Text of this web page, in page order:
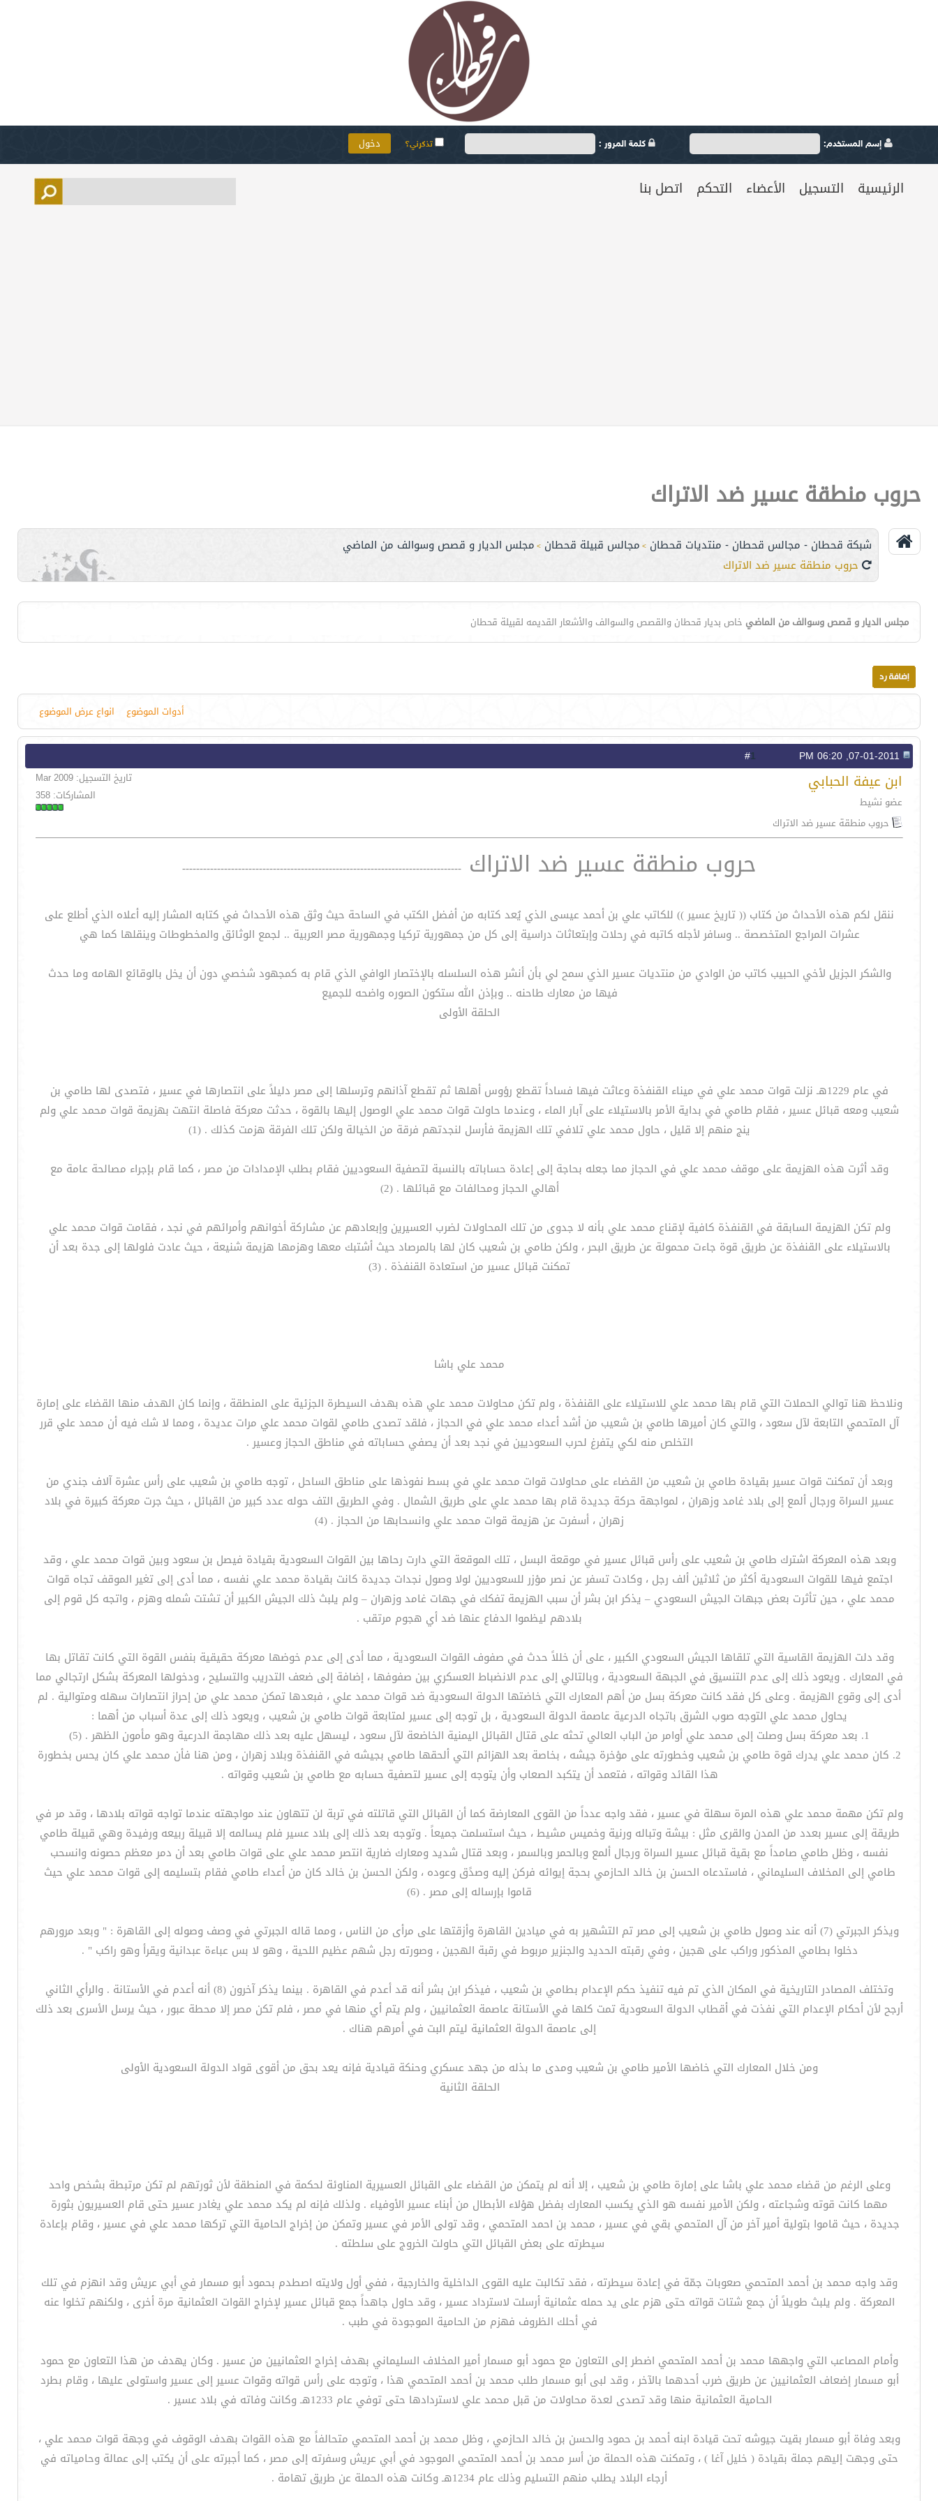
إسم المستخدم: كلمة المرور : تذكرني؟
الرئيسية التسجيل الأعضاء التحكم اتصل بنا
حروب منطقة عسير ضد الاتراك
شبكة قحطان - مجالس قحطان - منتديات قحطان > مجالس قبيلة قحطان > مجلس الديار و قصص وسوالف من الماضي
حروب منطقة عسير ضد الاتراك
مجلس الديار و قصص وسوالف من الماضي خاص بديار قحطان والقصص والسوالف والأشعار القديمه لقبيلة قحطان
أدوات الموضوع انواع عرض الموضوع
1
ابن عيفة الحبابي
عضو نشيط
تاريخ التسجيل: Mar 2009
المشاركات: 358
حروب منطقة عسير ضد الاتراك
حروب منطقة عسير ضد الاتراك --------------------------------------------------------------------------------
ننقل لكم هذه الأحداث من كتاب (( تاريخ عسير )) للكاتب علي بن أحمد عيسى الذي يُعد كتابه من أفضل الكتب في الساحة حيث وثق هذه الأحداث في كتابه المشار إليه أعلاه الذي أطلع على
عشرات المراجع المتخصصة .. وسافر لأجله كاتبه في رحلات وإبتعاثات دراسية إلى كل من جمهورية تركيا وجمهورية مصر العربية .. لجمع الوثائق والمخطوطات وينقلها كما هي
والشكر الجزيل لأخي الحبيب كاتب من الوادي من منتديات عسير الذي سمح لي بأن أنشر هذه السلسله بالإختصار الوافي الذي قام به كمجهود شخصي دون أن يخل بالوقائع الهامه وما حدث
فيها من معارك طاحنه .. وبإذن الله ستكون الصوره واضحه للجميع
الحلقة الأولى
في عام 1229هـ نزلت قوات محمد علي في ميناء القنفذة وعاثت فيها فساداً تقطع رؤوس أهلها ثم تقطع آذانهم وترسلها إلى مصر دليلاً على انتصارها في عسير ، فتصدى لها طامي بن
شعيب ومعه قبائل عسير ، فقام طامي في بداية الأمر بالاستيلاء على آبار الماء ، وعندما حاولت قوات محمد علي الوصول إليها بالقوة ، حدثت معركة فاصلة انتهت بهزيمة قوات محمد علي ولم
ينج منهم إلا قليل ، حاول محمد علي تلافي تلك الهزيمة فأرسل لنجدتهم فرقة من الخيالة ولكن تلك الفرقة هزمت كذلك . (1)
وقد أثرت هذه الهزيمة على موقف محمد علي في الحجاز مما جعله بحاجة إلى إعادة حساباته بالنسبة لتصفية السعوديين فقام بطلب الإمدادات من مصر ، كما قام بإجراء مصالحة عامة مع
أهالي الحجاز ومحالفات مع قبائلها . (2)
ولم تكن الهزيمة السابقة في القنفذة كافية لإقناع محمد علي بأنه لا جدوى من تلك المحاولات لضرب العسيرين وإبعادهم عن مشاركة أخوانهم وأمرائهم في نجد ، فقامت قوات محمد علي
بالاستيلاء على القنفذة عن طريق قوة جاءت محمولة عن طريق البحر ، ولكن طامي بن شعيب كان لها بالمرصاد حيث أشتبك معها وهزمها هزيمة شنيعة ، حيث عادت فلولها إلى جدة بعد أن
تمكنت قبائل عسير من استعادة القنفذة . (3)
محمد علي باشا
ونلاحظ هنا توالي الحملات التي قام بها محمد علي للاستيلاء على القنفذة ، ولم تكن محاولات محمد علي هذه بهدف السيطرة الجزئية على المنطقة ، وإنما كان الهدف منها القضاء على إمارة
آل المتحمي التابعة لآل سعود ، والتي كان أميرها طامي بن شعيب من أشد أعداء محمد علي في الحجاز ، فلقد تصدى طامي لقوات محمد علي مرات عديدة ، ومما لا شك فيه أن محمد علي قرر
التخلص منه لكي يتفرغ لحرب السعوديين في نجد بعد أن يصفي حساباته في مناطق الحجاز وعسير .
وبعد أن تمكنت قوات عسير بقيادة طامي بن شعيب من القضاء على محاولات قوات محمد علي في بسط نفوذها على مناطق الساحل ، توجه طامي بن شعيب على رأس عشرة آلاف جندي من
عسير السراة ورجال ألمع إلى بلاد غامد وزهران ، لمواجهة حركة جديدة قام بها محمد علي على طريق الشمال . وفي الطريق التف حوله عدد كبير من القبائل ، حيث جرت معركة كبيرة في بلاد
زهران ، أسفرت عن هزيمة قوات محمد علي وانسحابها من الحجاز . (4)
وبعد هذه المعركة اشترك طامي بن شعيب على رأس قبائل عسير في موقعة البسل ، تلك الموقعة التي دارت رحاها بين القوات السعودية بقيادة فيصل بن سعود وبين قوات محمد علي ، وقد
اجتمع فيها للقوات السعودية أكثر من ثلاثين ألف رجل ، وكادت تسفر عن نصر مؤزر للسعوديين لولا وصول نجدات جديدة كانت بقيادة محمد علي نفسه ، مما أدى إلى تغير الموقف تجاه قوات
محمد علي ، حين تأثرت بعض جبهات الجيش السعودي – يذكر ابن بشر أن سبب الهزيمة تفكك في جهات غامد وزهران – ولم يلبث ذلك الجيش الكبير أن تشتت شمله وهزم ، واتجه كل قوم إلى
بلادهم ليظموا الدفاع عنها ضد أي هجوم مرتقب .
وقد دلت الهزيمة القاسية التي تلقاها الجيش السعودي الكبير ، على أن خللاً حدث في صفوف القوات السعودية ، مما أدى إلى عدم خوضها معركة حقيقية بنفس القوة التي كانت تقاتل بها
في المعارك . ويعود ذلك إلى عدم التنسيق في الجبهة السعودية ، وبالتالي إلى عدم الانضباط العسكري بين صفوفها ، إضافة إلى ضعف التدريب والتسليح ، ودخولها المعركة بشكل ارتجالي مما
أدى إلى وقوع الهزيمة . وعلى كل فقد كانت معركة بسل من أهم المعارك التي خاضتها الدولة السعودية ضد قوات محمد علي ، فبعدها تمكن محمد علي من إحراز انتصارات سهله ومتوالية . لم
يحاول محمد علي التوجه صوب الشرق باتجاه الدرعية عاصمة الدولة السعودية ، بل توجه إلى عسير لمتابعة قوات طامي بن شعيب ، ويعود ذلك إلى عدة أسباب من أهما :
1. بعد معركة بسل وصلت إلى محمد علي أوامر من الباب العالي تحثه على قتال القبائل اليمنية الخاضعة لآل سعود ، ليسهل عليه بعد ذلك مهاجمة الدرعية وهو مأمون الظهر . (5)
2. كان محمد علي يدرك قوة طامي بن شعيب وخطورته على مؤخرة جيشه ، بخاصة بعد الهزائم التي ألحقها طامي بجيشه في القنفذة وبلاد زهران ، ومن هنا فأن محمد علي كان يحس بخطورة
هذا القائد وقواته ، فتعمد أن يتكبد الصعاب وأن يتوجه إلى عسير لتصفية حسابه مع طامي بن شعيب وقواته .
ولم تكن مهمة محمد علي هذه المرة سهلة في عسير ، فقد واجه عدداً من القوى المعارضة كما أن القبائل التي قاتلته في تربة لن تتهاون عند مواجهته عندما تواجه قواته بلادها ، وقد مر في
طريقة إلى عسير بعدد من المدن والقرى مثل : بيشة وتباله ورنية وخميس مشيط ، حيث استسلمت جميعاً . وتوجه بعد ذلك إلى بلاد عسير فلم يسالمه إلا قبيلة ربيعه ورفيدة وهي قبيلة طامي
نفسه ، وظل طامي صامداً مع بقية قبائل عسير السراة ورجال ألمع وبالحمر وبالسمر ، وبعد قتال شديد ومعارك ضارية انتصر محمد علي على قوات طامي بعد أن دمر معظم حصونه وانسحب
طامي إلى المخلاف السليماني ، فاستدعاه الحسن بن خالد الحازمي بحجة إيوائه فركن إليه وصدًق وعوده ، ولكن الحسن بن خالد كان من أعداء طامي فقام بتسليمه إلى قوات محمد علي حيث
قاموا بإرساله إلى مصر . (6)
ويذكر الجبرتي (7) أنه عند وصول طامي بن شعيب إلى مصر تم التشهير به في ميادين القاهرة وأزقتها على مرأى من الناس ، ومما قاله الجبرتي في وصف وصوله إلى القاهرة : " وبعد مرورهم
دخلوا بطامي المذكور وراكب على هجين ، وفي رقبته الحديد والجنزير مربوط في رقبة الهجين ، وصورته رجل شهم عظيم اللحية ، وهو لا بس عباءة عبدانية ويقرأ وهو راكب " .
وتختلف المصادر التاريخية في المكان الذي تم فيه تنفيذ حكم الإعدام بطامي بن شعيب ، فيذكر ابن بشر أنه قد أعدم في القاهرة . بينما يذكر آخرون (8) أنه أعدم في الأستانة . والرأي الثاني
أرجح لأن أحكام الإعدام التي نفذت في أقطاب الدولة السعودية تمت كلها في الأستانة عاصمة العثمانيين ، ولم يتم أي منها في مصر ، فلم تكن مصر إلا محطة عبور ، حيث يرسل الأسرى بعد ذلك
إلى عاصمة الدولة العثمانية ليتم البت في أمرهم هناك .
ومن خلال المعارك التي خاضها الأمير طامي بن شعيب ومدى ما بذله من جهد عسكري وحنكة قيادية فإنه يعد بحق من أقوى قواد الدولة السعودية الأولى
الحلقة الثانية
وعلى الرغم من قضاء محمد علي باشا على إمارة طامي بن شعيب ، إلا أنه لم يتمكن من القضاء على القبائل العسيرية المناوئة لحكمة في المنطقة لأن ثورتهم لم تكن مرتبطة بشخص واحد
مهما كانت قوته وشجاعته ، ولكن الأمير نفسه هو الذي يكسب المعارك بفضل هؤلاء الأبطال من أبناء عسير الأوفياء . ولذلك فإنه لم يكد محمد علي يغادر عسير حتى قام العسيريون بثورة
جديدة ، حيث قاموا بتولية أمير آخر من آل المتحمي بقي في عسير ، محمد بن احمد المتحمي ، وقد تولى الأمر في عسير وتمكن من إخراج الحامية التي تركها محمد علي في عسير ، وقام بإعادة
سيطرته على بعض القبائل التي حاولت الخروج على سلطته .
وقد واجه محمد بن أحمد المتحمي صعوبات جمّة في إعادة سيطرته ، فقد تكالبت عليه القوى الداخلية والخارجية ، ففي أول ولايته اصطدم بحمود أبو مسمار في أبي عريش وقد انهزم في تلك
المعركة . ولم يلبث طويلاً أن جمع شتات قواته حتى هزم على يد حمله عثمانية أرسلت لاسترداد عسير ، وقد حاول جاهداً جمع قبائل عسير لإخراج القوات العثمانية مرة أخرى ، ولكنهم تخلوا عنه
في أحلك الظروف فهزم من الحامية الموجودة في طبب .
وأمام المصاعب التي واجهها محمد بن أحمد المتحمي اضطر إلى التعاون مع حمود أبو مسمار أمير المخلاف السليماني بهدف إخراج العثمانيين من عسير . وكان يهدف من هذا التعاون مع حمود
أبو مسمار إضعاف العثمانيين عن طريق ضرب أحدهما بالآخر ، وقد لبى أبو مسمار طلب محمد بن أحمد المتحمي هذا ، وتوجه على رأس قواته وقوات عسير إلى عسير واستولى عليها ، وقام بطرد
الحامية العثمانية منها وقد تصدى لعدة محاولات من قبل محمد علي لاستردادها حتى توفي عام 1233هـ وكانت وفاته في بلاد عسير .
وبعد وفاة أبو مسمار بقيت جيوشه تحت قيادة ابنه أحمد بن حمود والحسن بن خالد الحازمي ، وظل محمد بن أحمد المتحمي متحالفاً مع هذه القوات بهدف الوقوف في وجهة قوات محمد علي ،
حتى وجهت إليهم جملة بقيادة ( خليل آغا ) ، وتمكنت هذه الحملة من أسر محمد بن أحمد المتحمي الموجود في أبي عريش وسفرته إلى مصر ، كما أجبرته على أن يكتب إلى عمالة وحامياته في
أرجاء البلاد يطلب منهم التسليم وذلك عام 1234هـ وكانت هذه الحملة عن طريق تهامة .